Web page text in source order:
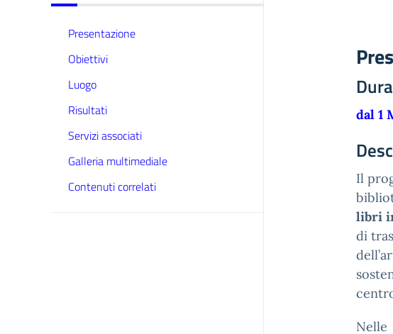
Presentazione
Obiettivi
Luogo
Risultati
Servizi associati
Galleria multimediale
Contenuti correlati
dal 1
Il
libri
di
Nelle